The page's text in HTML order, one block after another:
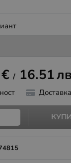
€ / 16.51
КУПИ